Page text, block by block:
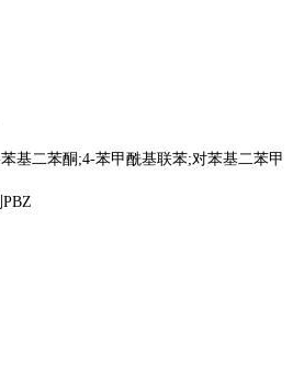
基二苯酮;4-苯甲酰基联苯;对苯基二苯甲